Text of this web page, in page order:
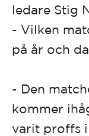
ledare Stig
- Vilken
på år och
- Den
kommer
varit proffs i